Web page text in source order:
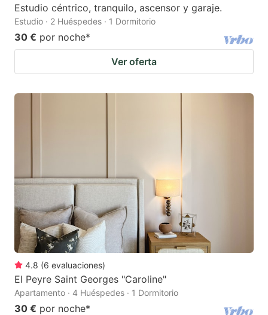
Estudio céntrico, tranquilo, ascensor y garaje.
Estudio · 2 Huéspedes · 1 Dormitorio
30 € por noche*
Ver oferta
4.8 (6 evaluaciones)
El Peyre Saint Georges "Caroline"
Apartamento · 4 Huéspedes · 1 Dormitorio
30 € por noche*